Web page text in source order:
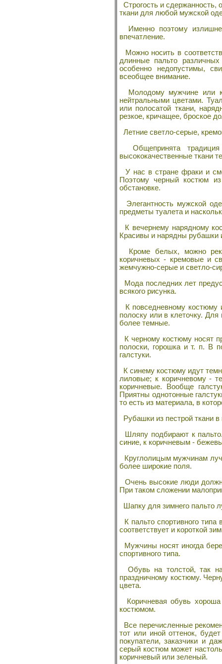
Строгость и сдержанность,
ткани для любой мужской
Именно поэтому излишне
впечатление.
Можно носить в
длинные пальто
особенно недопустимы,
всеобщее внимание.
Молодому мужчине или
нейтральными цветами.
или полосатой ткани,
резкое, кричащее, броское
Летние светло-серые,
Общепринята
высококачественные ткани
У нас в стране фраки и
Поэтому черный костюм из
обстановке.
Элегантность мужской
предметы туалета и
К вечернему нарядному
Красивы и нарядны рубашки
Кроме белых, можно
коричневых - кремовые и
жемчужно-серые и светло-
Мода последних лет
всякого рисунка.
К повседневному костюму
полоску или в клеточку.
более темные.
К черному костюму носят
полоски, горошка и т. п. В
галстуки.
К синему костюму идут
лиловые; к коричневому -
коричневые. Вообще
Приятны однотонные
то есть из материала, в
Рубашки из пестрой ткани в
Шляпу подбирают к
синие, к коричневым -
Круглолицым мужчинам
более широкие поля.
Очень высокие люди
При таком сложении
Шапку для зимнего пальто
К пальто спортивного
соответствует и короткой
Мужчины носят иногда
спортивного типа.
Обувь на толстой, так
праздничному костюму.
цвета.
Коричневая обувь
костюмом.
Все перечисленные
тот или иной оттенок,
покупатели, заказчики и
серый костюм может
коричневый или зеленый.